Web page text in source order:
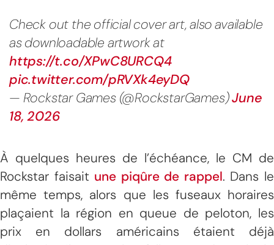
Check out the official cover art, also available
as downloadable artwork at
https://t.co/XPwC8URCQ4
pic.twitter.com/pRVXk4eyDQ
— Rockstar Games (@RockstarGames)June
18, 2026
À quelques heures de l’échéance, le CM de
Rockstar faisait une piqûre de rappel. Dans le
même temps, alors que les fuseaux horaires
plaçaient la région en queue de peloton, les
prix en dollars américains étaient déjà